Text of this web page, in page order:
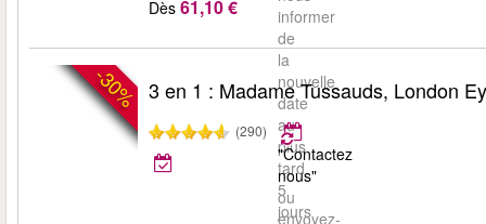
informer
de
la
nouvelle
date
au
plus
tard
5
jours
Dès 61,10 €
-30% 3 en 1 : Madame Tussauds, London
(290)
"Contactez
nous"
ou
envoyez-